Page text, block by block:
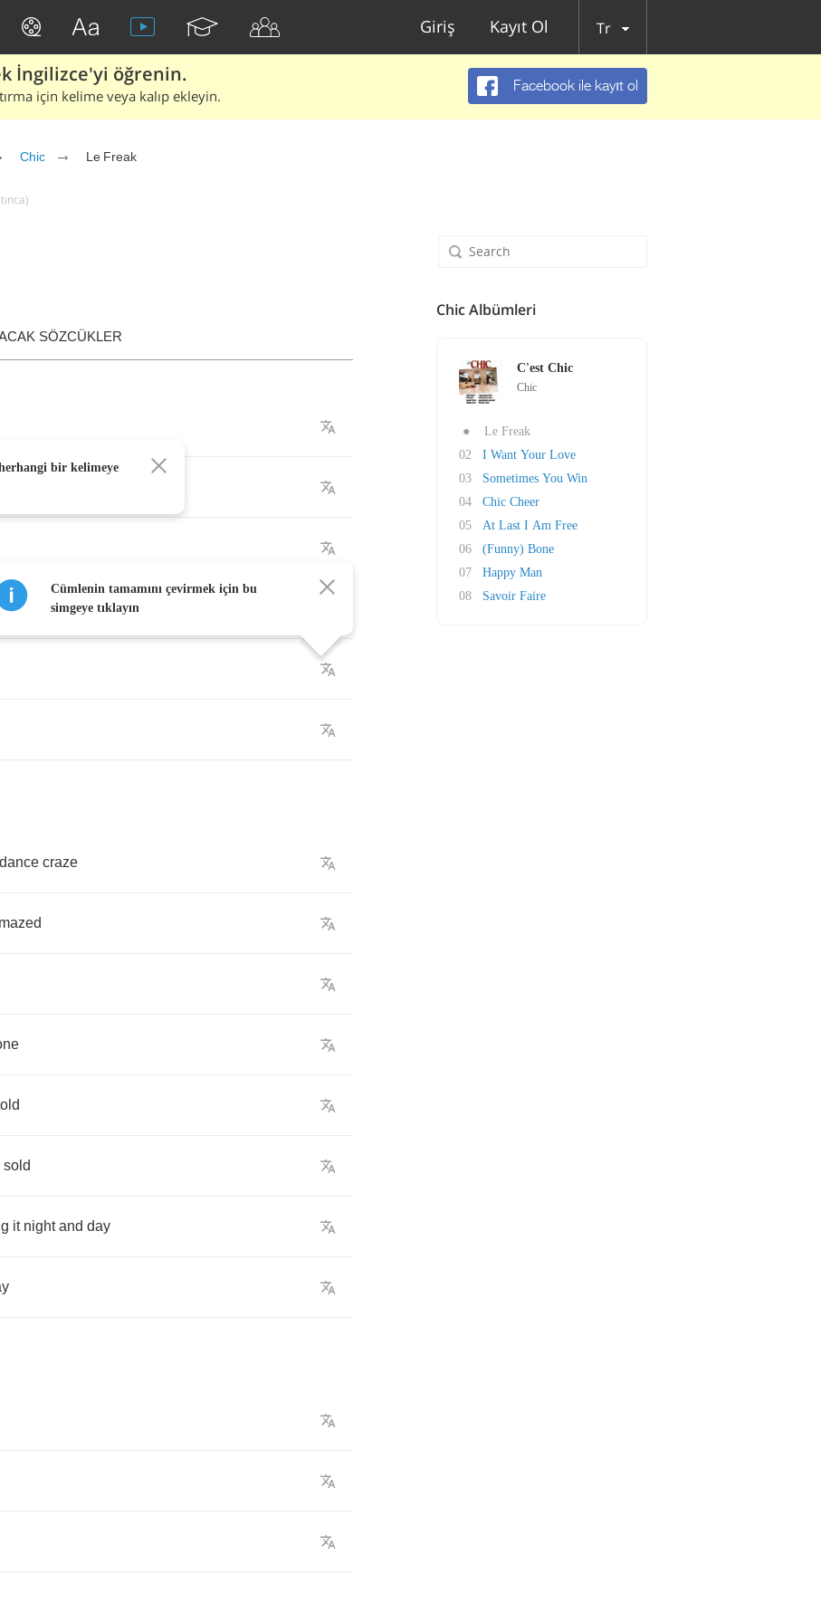
Giriş Kayıt Ol Tr
İngilizce'yi öğrenin.
için kelime veya kalıp ekleyin.
Facebook ile kayıt ol
Chic Le Freak
SÖZCÜKLER
dance craze
sold
it night and day
bir kelimeye
Cümlenin tamamını çevirmek için bu
simgeye tıklayın
Chic Albümleri
C'est Chic
Chic
●
Le Freak
02
I Want Your Love
03
Sometimes You Win
04
Chic Cheer
05
At Last I Am Free
06
(Funny) Bone
07
Happy Man
08
Savoir Faire